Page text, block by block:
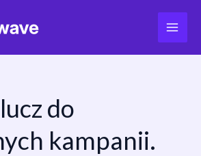
do
kampanii.